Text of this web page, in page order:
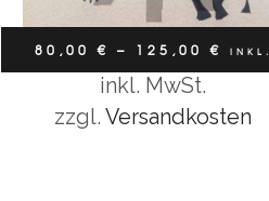
Ausführung wählen
80,00€ – 125,00€ INKL.
inkl. MwSt.
zzgl.Versandkosten